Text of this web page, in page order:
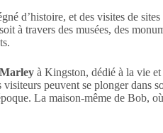
d’histoire, et des visites de
à travers des musées, des
à Kingston, dédié à la vie
peuvent se plonger dans
La maison-même de Bob,